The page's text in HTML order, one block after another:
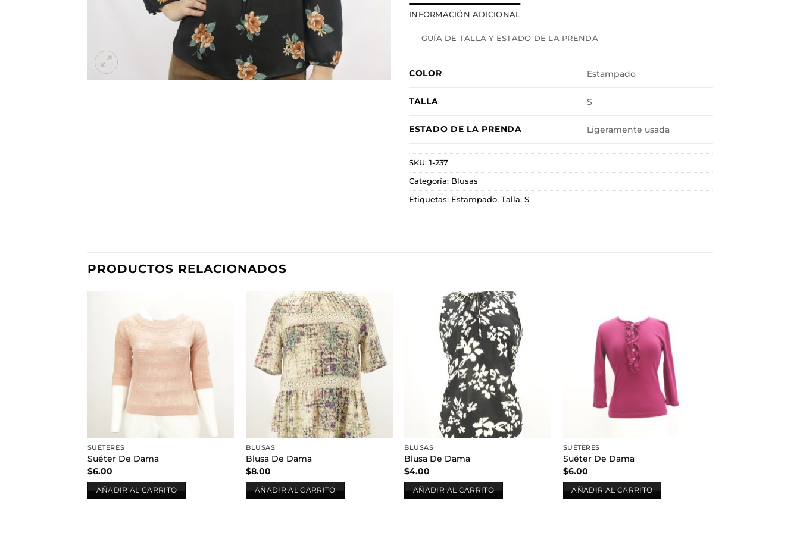
INFORMACIÓN ADICIONAL
GUÍA DE TALLA Y ESTADO DE LA PRENDA
COLOR Estampado
TALLA S
ESTADO DE LA PRENDA Ligeramente usada
SKU: 1-237
Categoría: Blusas
Etiquetas: Estampado, Talla: S
PRODUCTOS RELACIONADOS
Añadir
lista de
deseos
SUÉTERES
Suéter De Dama
$6.00
AÑADIR AL CARRITO
Añadir
a la
lista de
deseos
BLUSAS
Blusa De Dama
$8.00
AÑADIR AL CARRITO
Añadir
lista de
deseos
BLUSAS
Blusa De Dama
$4.00
AÑADIR AL CARRITO
SUÉTERES
Suéter De Dama
$6.00
AÑADIR AL CARRITO